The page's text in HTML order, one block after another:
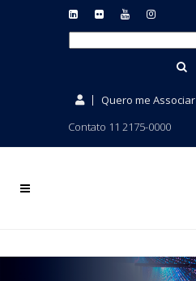
Quero me Associar
Contato 11 2175-0000